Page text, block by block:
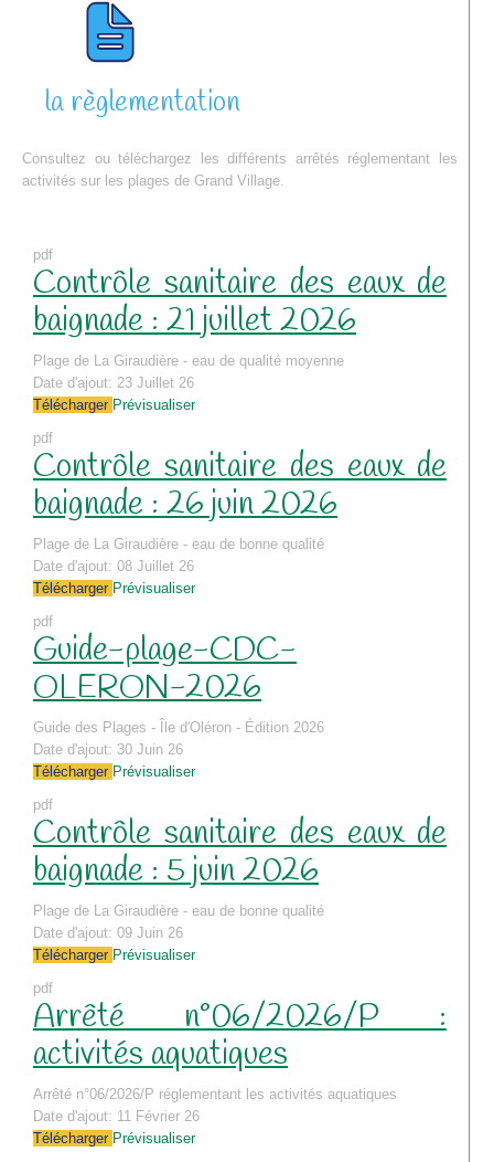
la règlementation
Consultez ou téléchargez les différents arrêtés réglementant les
activités sur les plages de Grand Village.
pdf
Contrôle sanitaire des eaux de
baignade : 21 juillet 2026
Plage de La Giraudière - eau de qualité moyenne
Date d'ajout: 23 Juillet 26
Télécharger Prévisualiser
pdf
Contrôle sanitaire des eaux de
baignade : 26 juin 2026
Plage de La Giraudière - eau de bonne qualité
Date d'ajout: 08 Juillet 26
Télécharger Prévisualiser
pdf
Guide-plage-CDC-
OLERON-2026
Guide des Plages - Île d'Oléron - Édition 2026
Date d'ajout: 30 Juin 26
Télécharger Prévisualiser
pdf
Contrôle sanitaire des eaux de
baignade : 5 juin 2026
Plage de La Giraudière - eau de bonne qualité
Date d'ajout: 09 Juin 26
Télécharger Prévisualiser
pdf
Arrêté n°06/2026/P :
activités aquatiques
Arrêté n°06/2026/P réglementant les activités aquatiques
Date d'ajout: 11 Février 26
Télécharger Prévisualiser